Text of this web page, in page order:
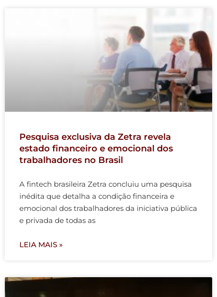
Pesquisa exclusiva da Zetra revela
estado financeiro e emocional dos
trabalhadores no Brasil
A fintech brasileira Zetra concluiu uma pesquisa
inédita que detalha a condição financeira e
emocional dos trabalhadores da iniciativa pública
e privada de todas as
LEIA MAIS »